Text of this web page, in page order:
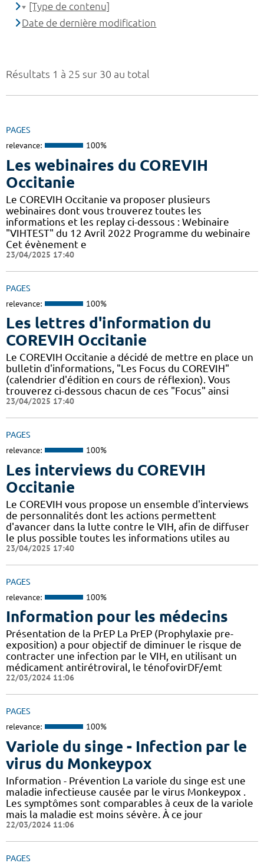
Résultats 1 à 25 sur 30 au total
PAGES
relevance: 100%
Les webinaires du COREVIH
Occitanie
Le COREVIH Occitanie va proposer plusieurs
webinaires dont vous trouverez toutes les
informations et les replay ci-dessous : Webinaire
"VIHTEST" du 12 Avril 2022 Programme du webinaire
Cet évènement e
23/04/2025 17:40
PAGES
relevance: 100%
Les lettres d'information du
COREVIH Occitanie
Le COREVIH Occitanie a décidé de mettre en place un
bulletin d'informations, "Les Focus du COREVIH"
(calendrier d'édition en cours de réflexion). Vous
trouverez ci-dessous chacun de ces "Focus" ainsi
23/04/2025 17:40
PAGES
relevance: 100%
Les interviews du COREVIH
Occitanie
Le COREVIH vous propose un ensemble d'interviews
de personnalités dont les actions permettent
d'avancer dans la lutte contre le VIH, afin de diffuser
le plus possible toutes les informations utiles au
23/04/2025 17:40
PAGES
relevance: 100%
Information pour les médecins
Présentation de la PrEP La PrEP (Prophylaxie pre-
exposition) a pour objectif de diminuer le risque de
contracter une infection par le VIH, en utilisant un
médicament antirétroviral, le ténofovirDF/emt
22/03/2024 11:06
PAGES
relevance: 100%
Variole du singe - Infection par le
virus du Monkeypox
Information - Prévention La variole du singe est une
maladie infectieuse causée par le virus Monkeypox .
Les symptômes sont comparables à ceux de la variole
mais la maladie est moins sévère. À ce jour
22/03/2024 11:06
PAGES
[Type de contenu]
Date de dernière modification